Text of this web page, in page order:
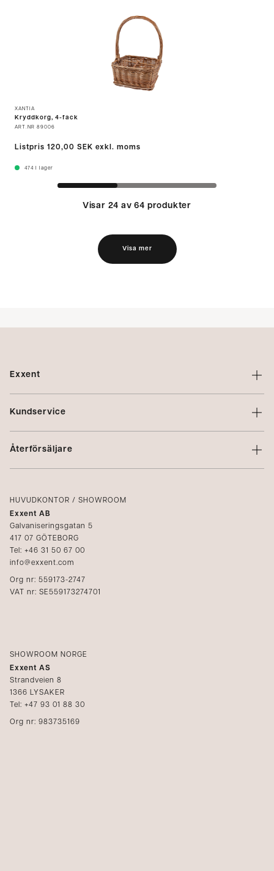
XANTIA
Kryddkorg, 4-fack
ART.NR 89006
Listpris 120,00 SEK exkl. moms
474 I lager
Visar 24 av 64 produkter
Visa mer
Exxent
Om Exxent
Profilering
Integritetspolicy
Kundservice
Kontakta oss
Återförsäljare
Kataloger
Mediabank
Bli återförsäljare
HUVUDKONTOR / SHOWROOM
Exxent AB
Galvaniseringsgatan 5
417 07 GÖTEBORG
Tel: +46 31 50 67 00
info@exxent.com
Org nr: 559173-2747
VAT nr: SE559173274701
SHOWROOM NORGE
Exxent AS
Strandveien 8
1366 LYSAKER
Tel: +47 93 01 88 30
Org nr: 983735169